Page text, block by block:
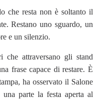
che resta non è soltanto il
Restano uno sguardo, un
e un silenzio.
attraversano gli stand
frase capace di restare. È
ha osservato il Salone
parte la festa aperta al